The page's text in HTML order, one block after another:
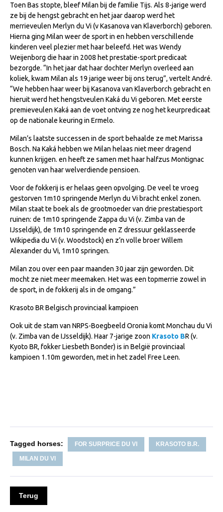
Informatie aan je paard of pony toevoegen
Onze fokkerij
Fokkerij informatie
Fokprogramma's en registratie
Informatie veulen registratie
Veulen registratie
NRPS-Boegbeeld
Cornage
Röntgenonderzoek
Dekhengsten
Zoek een hengst
HENGSTEN ONLINE
Hengstenselectie
Informatie Hengstenkeuring
AANMELDEN HENGSTENKEURING ONDER HET
ZADEL 2026
Verrichtingsonderzoek NRPS
Verrichtingsonderzoek 2025-2026
Verrichtingsonderzoek 2024-2025
Verrichtingsonderzoek 2023-2024
Sport
Paard te koop
Toen Bas stopte, bleef Milan bij de familie Tijs. Als 8-jarige werd
ze bij de hengst gebracht en het jaar daarop werd het
merrieveulen Merlyn du Vi (v Kasanova van Klaverborch) geboren.
Hierna ging Milan weer de sport in en hebben verschillende
kinderen veel plezier met haar beleefd. Het was Wendy
Weijenborg die haar in 2008 het prestatie-sport predicaat
bezorgde. “In het jaar dat haar dochter Merlyn overleed aan
koliek, kwam Milan als 19 jarige weer bij ons terug”, vertelt André.
“We hebben haar weer bij Kasanova van Klaverborch gebracht en
hieruit werd het hengstveulen Kaká du Vi geboren. Met eerste
premieveulen Kaká aan de voet ontving ze nog het keurpredicaat
op de nationale keuring in Ermelo.
Milan’s laatste successen in de sport behaalde ze met Marissa
Bosch. Na Kaká hebben we Milan helaas niet meer dragend
kunnen krijgen. en heeft ze samen met haar halfzus Montignac
genoten van haar welverdiende pensioen.
Voor de fokkerij is er helaas geen opvolging. De veel te vroeg
gestorven 1m10 springende Merlyn du Vi bracht enkel zonen.
Milan staat te boek als de grootmoeder van drie prestatiesport
ruinen: de 1m10 springende Zappa du Vi (v. Zimba van de
IJsseldijk), de 1m10 springende en Z dressuur geklasseerde
Wikipedia du Vi (v. Woodstock) en z’n volle broer Willem
Alexander du Vi, 1m10 springen.
Milan zou over een paar maanden 30 jaar zijn geworden. Dit
mocht ze niet meer meemaken. Het was een topmerrie zowel in
de sport, in de fokkerij als in de omgang.”
Krasoto BR Belgisch provinciaal kampioen
Ook uit de stam van NRPS-Boegbeeld Oronia komt Monchau du Vi
(v. Zimba van de IJsseldijk). Haar 7-jarige zoon Krasoto BR (v.
Kyoto BR, fokker Liesbeth Bonder) is in België provinciaal
kampioen 1.10m geworden, met in het zadel Free Leen.
Tagged horses: FOR SURPRICE DU VI KRASOTO B.R.
MILAN DU VI
Terug